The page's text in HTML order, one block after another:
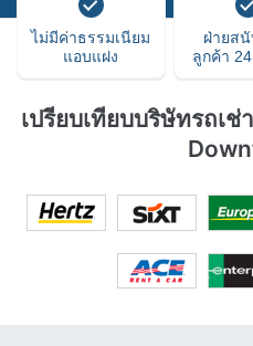
ไม่มีค่าธรรมเนียม
แอบแฝง
ฝ่ายส
ลูกค้า
เปรียบเทียบบริษัทรถเ